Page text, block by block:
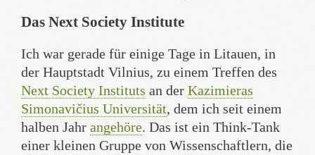
Das Next Society Institute
Ich war gerade für einige Tage in Litauen, in
der Hauptstadt Vilnius, zu einem Treffen des
Next Society Instituts an der Kazimieras
Simonavičius Universität, dem ich seit einem
halben Jahr angehöre. Das ist ein Think-Tank
einer kleinen Gruppe von Wissenschaftlern, die